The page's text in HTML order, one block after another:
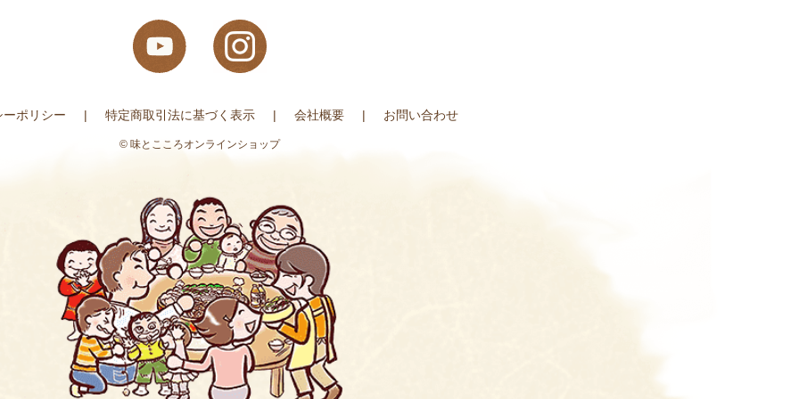
ポリシー 特定商取引法に基づく表示 会社概要 お問い合わせ
© 味とこころオンラインショップ